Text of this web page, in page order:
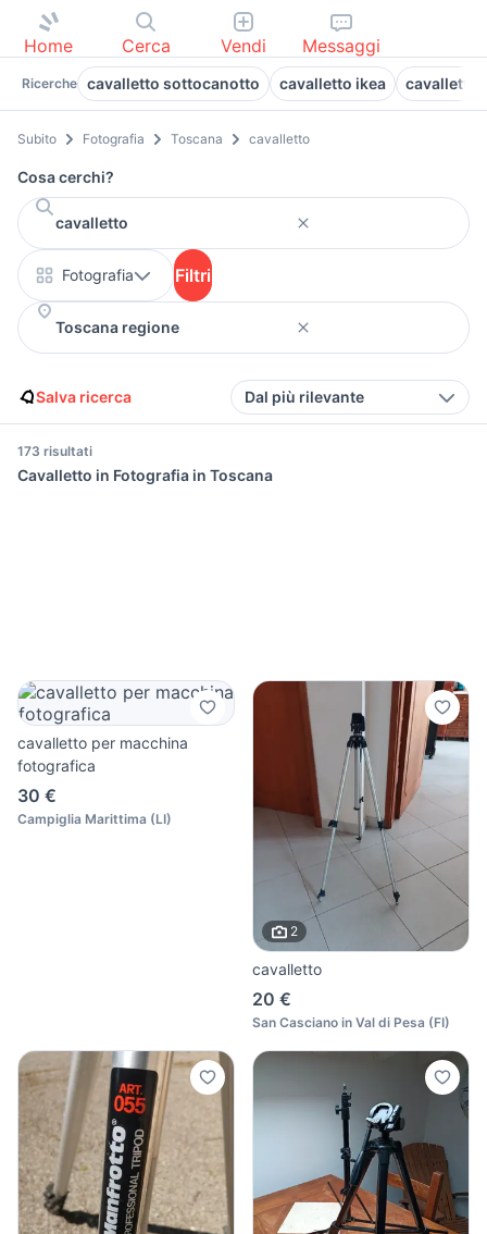
Home Cerca Vendi Messaggi
Ricerche cavalletto sottocanotto cavalletto ikea cavalletto
Subito Fotografia Toscana cavalletto
Cosa cerchi?
Fotografia Filtri
Salva ricerca Dal più rilevante
173 risultati
Cavalletto in Fotografia in Toscana
cavalletto per macchina
fotografica
30 €
Campiglia Marittima (LI)
2
cavalletto
20 €
San Casciano in Val di Pesa (FI)